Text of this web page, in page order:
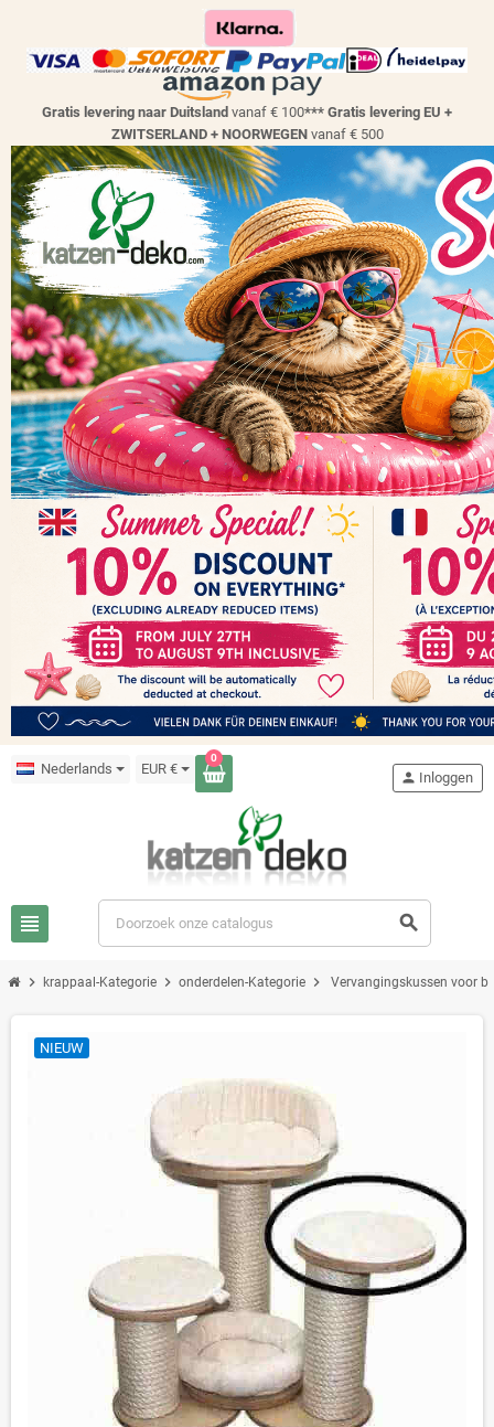
Gratis levering naar Duitsland vanaf € 100*** Gratis levering EU +
ZWITSERLAND + NOORWEGEN vanaf € 500
Nederlands EUR €
0
view_headline search
person Inloggen
chevron_right krappaal-Kategorie chevron_right onderdelen-Kategorie chevron_right Vervangingskussen voor
NIEUW